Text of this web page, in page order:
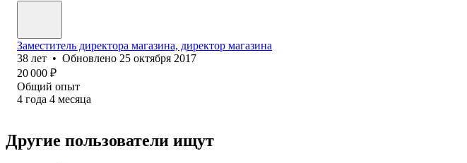
Заместитель директора магазина, директор магазина
38 лет • Обновлено 25 октября 2017
20 000 ₽
Общий опыт
4 года 4 месяца
Другие пользователи ищут